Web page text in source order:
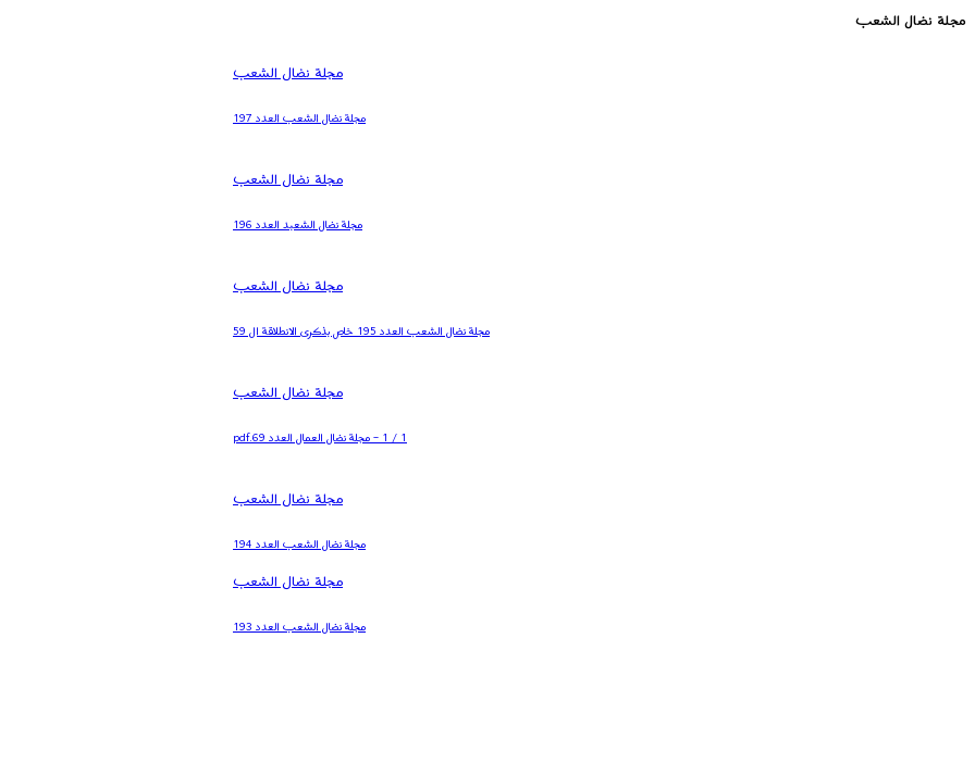
مجلة نضال الشعب
مجلة نضال الشعب
مجلة نضال الشعب العدد 197
مجلة نضال الشعب
مجلة نضال الشعبد العدد 196
مجلة نضال الشعب
مجلة نضال الشعب العدد 195 خاص بذكرى الانطلاقة ال 59
مجلة نضال الشعب
1 / 1 – مجلة نضال العمال العدد 69.pdf
مجلة نضال الشعب
مجلة نضال الشعب العدد 194
مجلة نضال الشعب
مجلة نضال الشعب العدد 193